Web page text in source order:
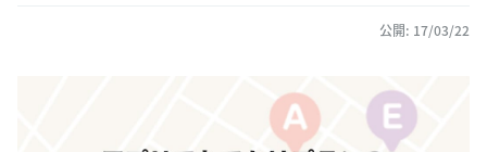
公開: 17/03/22